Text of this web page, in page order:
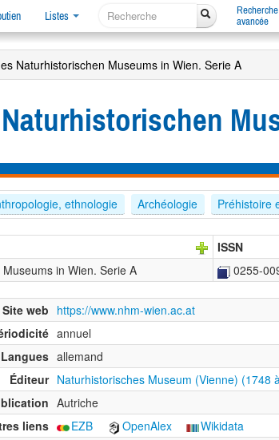
Listes
Recherche
avancée
Naturhistorischen Museums in Wien. Serie A
ethnologie Archéologie Préhistoire
ISSN
in Wien. Serie A
0255-
Site web https://www.nhm-wien.ac.at
annuel
Langues allemand
Éditeur Naturhistorisches Museum (Vienne) (1748
Autriche
liens
EZB OpenAlex
Wikidata